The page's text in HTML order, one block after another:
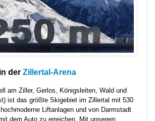
der Zillertal-Arena
am Ziller, Gerlos, Königsleiten, Wald und
ist das größte Skigebiet im Zillertal mit 530
Liftanlagen und von Darmstadt
dem Auto zu erreichen. Mit unserem